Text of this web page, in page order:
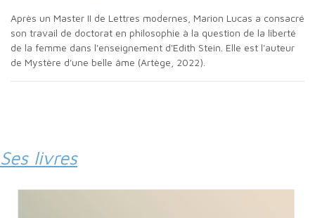
Après un Master II de Lettres modernes, Marion Lucas a consacré
son travail de doctorat en philosophie à la question de la liberté
de la femme dans l'enseignement d'Edith Stein. Elle est l'auteur
de Mystère d'une belle âme (Artège, 2022).
Ses livres